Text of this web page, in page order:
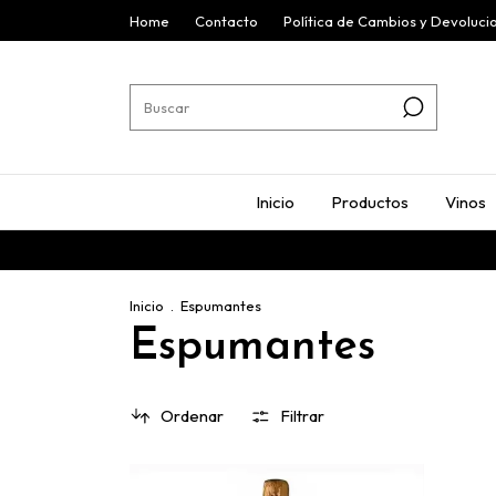
Home Contacto Política de Cambios y
Inicio Productos Vinos
Inicio Espumantes
Espumantes
Ordenar Filtrar